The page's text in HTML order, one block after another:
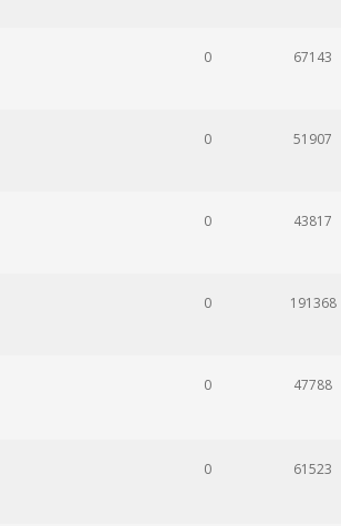
0 67143
0 51907
0 43817
0 191368
0 47788
0 61523